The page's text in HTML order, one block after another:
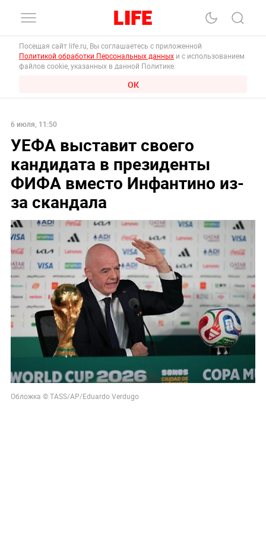
Посещая сайт life.ru, Вы соглашаетесь с приложенной
Политикой обработки Персональных данных и с использованием
файлов cookie, указанных в данной Политике.
ОК
6 июля, 11:50
УЕФА выставит своего
кандидата в президенты
ФИФА вместо Инфантино из-
за скандала
Обложка © TASS/AP/Eduardo Verdugo